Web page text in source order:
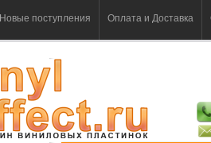
Новые поступления Оплата и Доставка